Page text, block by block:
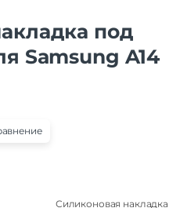
под
Samsung A14
Силиконовая накладка